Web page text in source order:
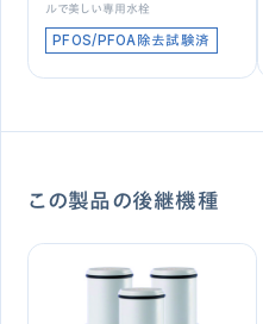
ルで美しい専用水栓
PFOS/PFOA除去試験済
この製品の後継機種